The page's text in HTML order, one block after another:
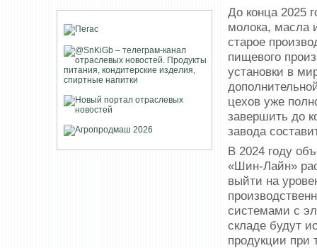
До конца 2025
молока, масла
старое
пищевого
установки в
цехов уже
завершить до
завода
В 2024 году
«Шин-Лайн»
выйти на
системами с
складе будут
продукции при